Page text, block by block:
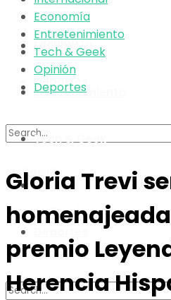
Opinión
Deportes
No Result
View All Result
Economía
Entretenimiento
Tech & Geek
Opinión
Economía
Entretenimiento
Tech & Geek
Opinión
Deportes
Gloria Trevi
premio
Herencia